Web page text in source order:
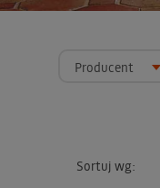
Producent
Sortuj wg: